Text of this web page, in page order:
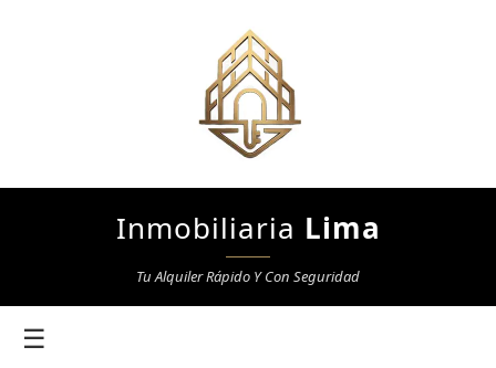
Inmobiliaria Lima
Tu Alquiler Rápido Y Con Seguridad
☰